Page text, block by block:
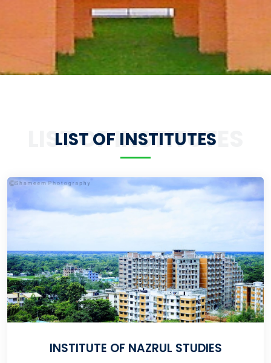
LIST OF INSTITUTES
LIST OF INSTITUTES
INSTITUTE OF NAZRUL STUDIES